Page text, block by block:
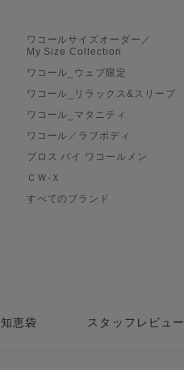
ワコールサイズオーダー／
My Size Collection
ワコール_ウェブ限定
ワコール_リラックス&スリープ
ワコール_マタニティ
ワコール／ラブボディ
ブロス バイ ワコールメン
ＣＷ-Ｘ
すべてのブランド
恵袋 スタッフレビュー